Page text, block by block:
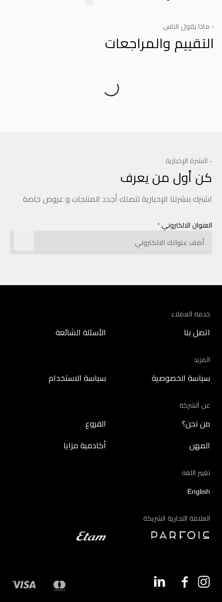
- ماذا يقول الناس
التقييم والمراجعات
- النشرة الإخبارية
كن أول من يعرف
اشترك بنشرتنا الإخبارية لتصلك أجدد المنتجات و عروض خاصة
العنوان الالكتروني *
خدمة العملاء
اتصل بنا الأسئلة الشائعة
المزيد
سياسة الخصوصية سياسة الاستخدام
عن الشركة
من نحن؟ الفروع
المهن أكادمية مزايا
تغيير اللغه
English
العلامة التجارية الشريكة